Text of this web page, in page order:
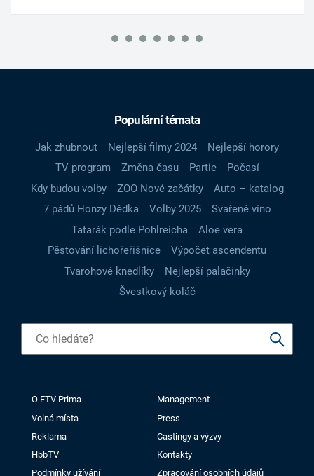
Populární témata
Jak zhubnout Nejlepší filmy 2024
Nejlepší horory
TV program
Změna času Partie
Počasí
Kdy budou volby
ZOO Nové začátky
Auto – katalog
7 pádů Honzy Dědka
Volby 2025
Svařené víno
Tatarák podle Pohlreicha
Aloe vera
Pěstování lichořeřišnice
Výpočet ascendentu
Tvarohové knedlíky
Nejlepší palačinky
Švestkový koláč
O FTV Prima
Management
Volná místa
Press
Reklama
Castingy a výzvy
HbbTV
Kontakty
Podmínky užívání
Zpracování osobních údajů